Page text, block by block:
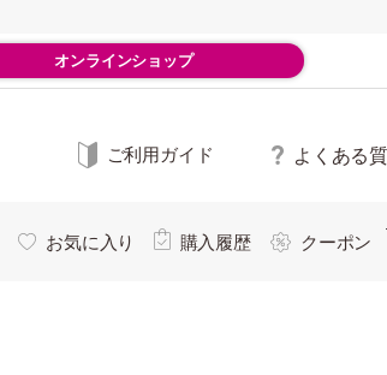
オンラインショップ
ご利用ガイド よくある
お気に入り 購入履歴 クーポン